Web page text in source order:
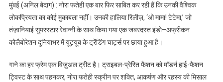
मुंबई (अनिल बेदाग) : नोरा फतेही एक बार फिर साबित कर रही हैं कि उनकी वैश्विक
लोकप्रियता का कोई मुकाबला नहीं। उनकी हालिया रिलीज़, ‘ओ मामा! टेटेमा,’ जो
तंज़ानियाई सुपरस्टार रेवान्नी के साथ किया गया एक जबरदस्त इंडो–अफ्रीकन
कोलैबोरेशन दुनियाभर में यूट्यूब के ट्रेंडिंग चार्ट्स पर छाया हुआ है।
गाने का हर फ्रेम एक विज़ुअल ट्रीट है। ट्राइबल-प्रेरित फैशन को मॉडर्न हाई-फैशन
ट्विस्ट के साथ पहनकर, नोरा फतेही स्क्रीन पर शक्ति, आकर्षण और रहस्य की मिसाल